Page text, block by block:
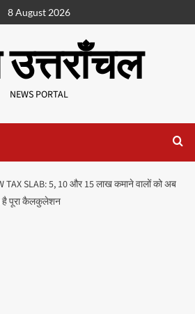
8 August 2026
NEWS PORTAL
TAX SLAB: 5, 10 और 15 लाख कमाने वालों को अब
है पूरा कैलकुलेशन